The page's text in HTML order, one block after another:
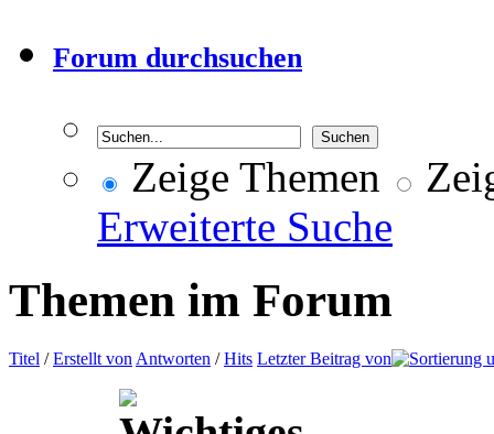
Forum durchsuchen
Zeige Themen
Erweiterte Suche
Themen im Forum
Titel /Erstellt von Antworten /Hits Letzter Beitrag von